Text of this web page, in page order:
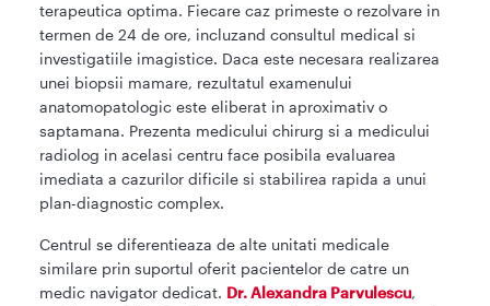
terapeutica optima. Fiecare caz primeste o rezolvare in
termen de 24 de ore, incluzand consultul medical si
investigatiile imagistice. Daca este necesara realizarea
unei biopsii mamare, rezultatul examenului
anatomopatologic este eliberat in aproximativ o
saptamana. Prezenta medicului chirurg si a medicului
radiolog in acelasi centru face posibila evaluarea
imediata a cazurilor dificile si stabilirea rapida a unui
plan-diagnostic complex.
Centrul se diferentieaza de alte unitati medicale
similare prin suportul oferit pacientelor de catre un
medic navigator dedicat. Dr. Alexandra Parvulescu,